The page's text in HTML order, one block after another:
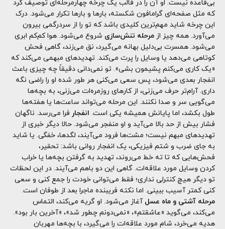
بی‌قاعده نیست. او آن را در قالب یک چرخه چهارمرحله‌ای توصیف کرد
که مثل صفحه‌ای گرامافون شکسته، بارها و بارها تکرار می‌شود. درک
این چرخه شاید مهم‌ترین کلیدی باشد که تو را از سردرگمی بیرون
می‌آورد. همه چیز از مرحله تنش‌سازی شروع می‌شود. هوا کم‌کم ابری
می‌شود. همسرت بی‌دلیل بهانه می‌گیرد، نق می‌زند، گاهی فحش
کوتاهی می‌دهد یا وسایل را پرت می‌کند. تهدیدهای مبهمی می‌کند که
«یک کاری می‌کنم پشیمون بشی». تو نمی‌دانی دقیقاً چه چیزی باعث
انفجار بعدی می‌شود، پس سعی می‌کنی هر طور شده او را راضی نگه
داری. آرام‌تر حرف می‌زنی، از کارهای روزمره‌ات می‌زنی، به بچه‌ها
می‌گویی سر و صدا نکنند. این مرحله می‌تواند ساعت‌ها یا هفته‌ها
طول بکشد، اما پایانش همیشه یکی است. انفجار فرا می‌رسد. ناگهان
فشار بیش از حد بالا می‌آید و او منفجر می‌شود. حالا دیگر خبری از
تهدیدهای مبهم نیست؛ مشت‌ها فرود می‌آیند، لگدها، خفگی. یا شاید
به جای ضرب و شتم فیزیکی، یک انفجار روانی باشد: تحقیر،
فحش‌هایی که تا ته خط می‌روند، تهدید به گرفتن بچه‌ها یا خراب
کردن وسایل مورد علاقه‌ات. گاهی این دو باهم می‌آیند. در این لحظات
تو دیگر هیچ کنترلی نداری؛ فقط می‌توانی خودت را جمع کنی و سعی
کنی کمتر آسیب ببینی. اما نکته فریبنده ماجرا بعد از طوفان است.
مرحله آشتی و ماه عسل آغاز می‌شود. او گریه می‌کند، التماس
می‌کند، می‌گوید «عاشقتم»، «نمی‌دونم چطور شد»، «آخرین بار بود».
هدیه می‌خرد، شام مورد علاقه‌ات را می‌گیرد، با بچه‌ها مهربان